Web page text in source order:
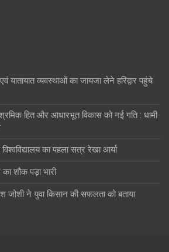
यातायात व्यवस्थाओं का जायजा लेने हरिद्वार पहुंचे
हित और आधारभूत विकास को नई गति : धामी
का पहला सत्र रेखा आर्या
शौक पड़ा भारी
जोशी ने युवा किसान की सफलता को बताया